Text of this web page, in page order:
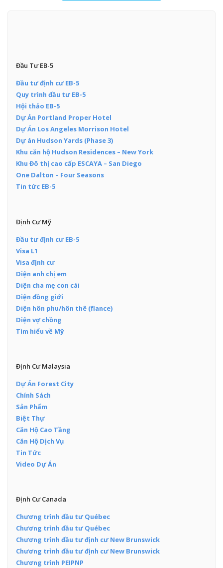
Đầu Tư EB-5
Đầu tư định cư EB-5
Quy trình đầu tư EB-5
Hội thảo EB-5
Dự Án Portland Proper Hotel
Dự Án Los Angeles Morrison Hotel
Dự án Hudson Yards (Phase 3)
Khu căn hộ Hudson Residences – New York
Khu Đô thị cao cấp ESCAYA – San Diego
One Dalton – Four Seasons
Tin tức EB-5
Định Cư Mỹ
Đầu tư định cư EB-5
Visa L1
Visa định cư
Diện anh chị em
Diện cha mẹ con cái
Diện đồng giới
Diện hôn phu/hôn thê (fiance)
Diện vợ chồng
Tìm hiểu về Mỹ
Định Cư Malaysia
Dự Án Forest City
Chính Sách
Sản Phẩm
Biệt Thự
Căn Hộ Cao Tầng
Căn Hộ Dịch Vụ
Tin Tức
Video Dự Án
Định Cư Canada
Chương trình đầu tư Québec
Chương trình đầu tư Québec
Chương trình đầu tư định cư New Brunswick
Chương trình đầu tư định cư New Brunswick
Chương trình PEIPNP